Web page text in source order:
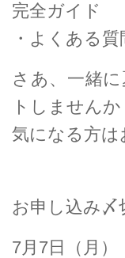
完全ガイド
・よくある
さあ、一緒
トしませんか
気になる方は
お申し込み〆
7月7日（月）